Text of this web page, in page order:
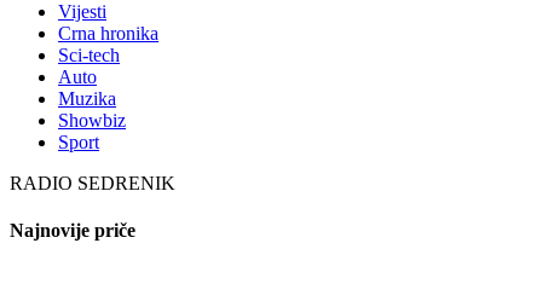
Vijesti
Crna hronika
Sci-tech
Auto
Muzika
Showbiz
Sport
RADIO SEDRENIK
Najnovije priče